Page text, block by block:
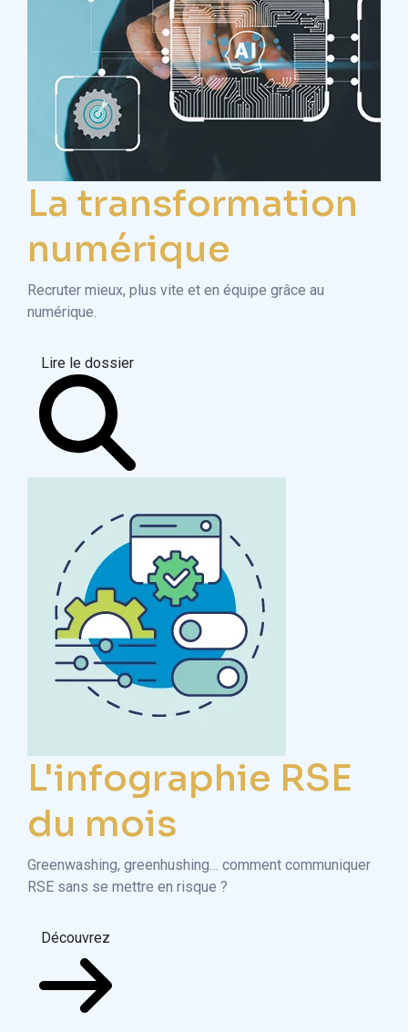
La transformation
numérique
Recruter mieux, plus vite et en équipe grâce au
numérique.
Lire le dossier
L'infographie RSE
du mois
Greenwashing, greenhushing… comment communiquer
RSE sans se mettre en risque ?
Découvrez